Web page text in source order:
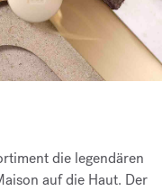
die legendären
auf die Haut. Der